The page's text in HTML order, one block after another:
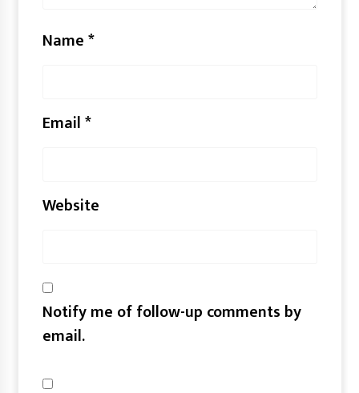
Name*
Email*
Website
Notify me of follow-up comments by
email.